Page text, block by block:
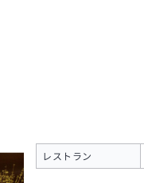
レストラン